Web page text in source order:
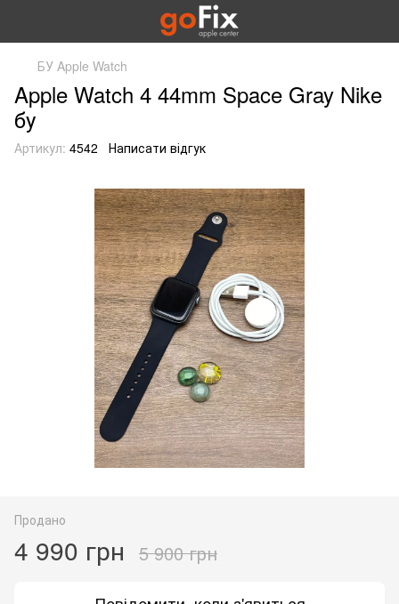
БУ Apple Watch
Apple Watch 4 44mm Space Gray Nike
бу
Артикул: 4542 Написати відгук
Продано
4 990 грн 5 900 грн